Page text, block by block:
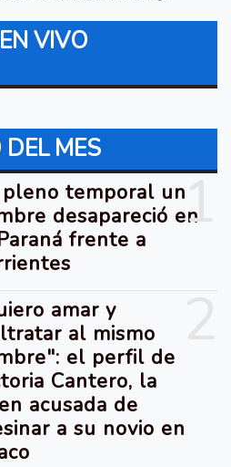
VIVO
MES
1
pleno temporal un
desapareció en
frente a
amar y
al mismo
el perfil de
Cantero, la
acusada de
a su novio en